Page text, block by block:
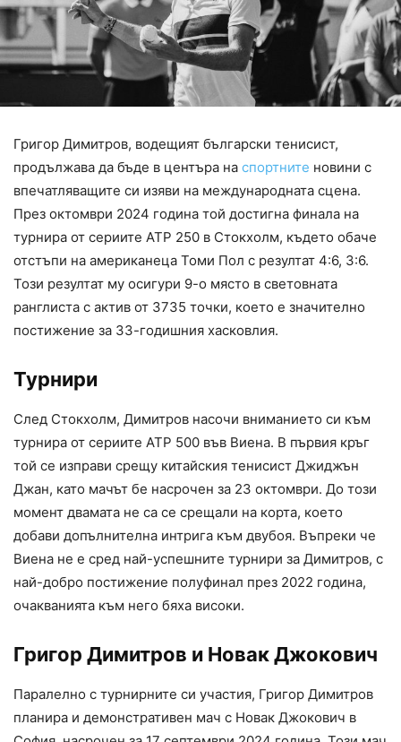
Григор Димитров, водещият български тенисист,
продължава да бъде в центъра на спортните новини с
впечатляващите си изяви на международната сцена.
През октомври 2024 година той достигна финала на
турнира от сериите ATP 250 в Стокхолм, където обаче
отстъпи на американеца Томи Пол с резултат 4:6, 3:6.
Този резултат му осигури 9-о място в световната
ранглиста с актив от 3735 точки, което е значително
постижение за 33-годишния хасковлия.
Турнири
След Стокхолм, Димитров насочи вниманието си към
турнира от сериите ATP 500 във Виена. В първия кръг
той се изправи срещу китайския тенисист Джиджън
Джан, като мачът бе насрочен за 23 октомври. До този
момент двамата не са се срещали на корта, което
добави допълнителна интрига към двубоя. Въпреки че
Виена не е сред най-успешните турнири за Димитров, с
най-добро постижение полуфинал през 2022 година,
очакванията към него бяха високи.
Григор Димитров и Новак Джокович
Паралелно с турнирните си участия, Григор Димитров
планира и демонстративен мач с Новак Джокович в